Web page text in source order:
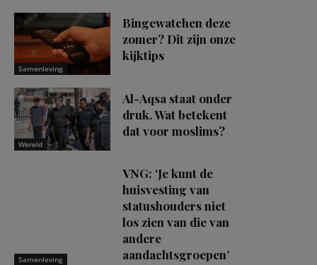
Samenleving
Bingewatchen deze
zomer? Dit zijn onze
kijktips
Wereld
Al-Aqsa staat onder
druk. Wat betekent
dat voor moslims?
Samenleving
VNG: ‘Je kunt de
huisvesting van
statushouders niet
los zien van die van
andere
aandachtsgroepen’